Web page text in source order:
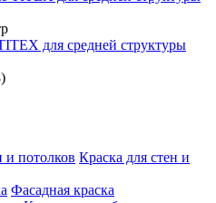
для средней структуры
Краска для стен и
Фасадная краска